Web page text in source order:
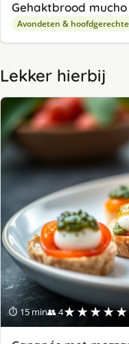
Gehaktbrood
Avondeten &
Lekker hierbij
⏱ 15 min👥 4★★★★★